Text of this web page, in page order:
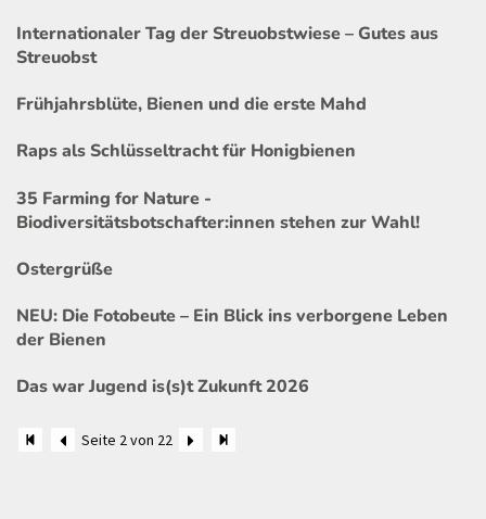
Internationaler Tag der Streuobstwiese – Gutes aus
Streuobst
Frühjahrsblüte, Bienen und die erste Mahd
Raps als Schlüsseltracht für Honigbienen
35 Farming for Nature -
Biodiversitätsbotschafter:innen stehen zur Wahl!
Ostergrüße
NEU: Die Fotobeute – Ein Blick ins verborgene Leben
der Bienen
Das war Jugend is(s)t Zukunft 2026
Seite 2 von 22